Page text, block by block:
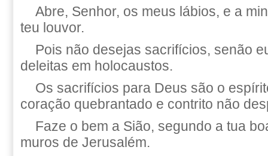
Abre, Senhor, os meus lábios, e a
teu louvor.
Pois não desejas sacrifícios, senão
deleitas em holocaustos.
Os sacrifícios para Deus são o
coração quebrantado e contrito não
Faze o bem a Sião, segundo a tua
muros de Jerusalém.